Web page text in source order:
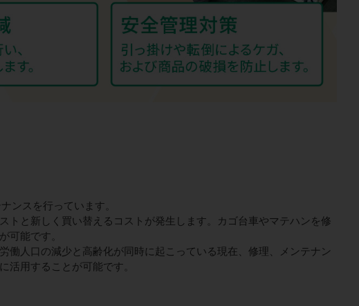
ンスを行っています。
と新しく買い替えるコストが発生します。カゴ台車やマテハンを修
可能です。
働人口の減少と高齢化が同時に起こっている現在、修理、メンテナン
活用することが可能です。